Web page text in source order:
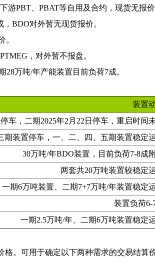
游PBT、PBAT等自用及合约，现货无报价
BDO对外暂无现货报价。
。
，对外暂不报盘。
万吨/年产能装置目前负荷7成。
装置
车，二期2025年2月22日停车，重启时间
期装置停车，一、二、四、五期装置稳定
30万吨/年BDO装置，目前负荷7-8成
两套共20万吨装置较稳定
一期6万吨装置、二期7+7万吨/年装置稳定
装置负荷6-
一期2.5万吨/年、二期6万吨装置稳定
。可用于确定以下两种需求的交易结算价